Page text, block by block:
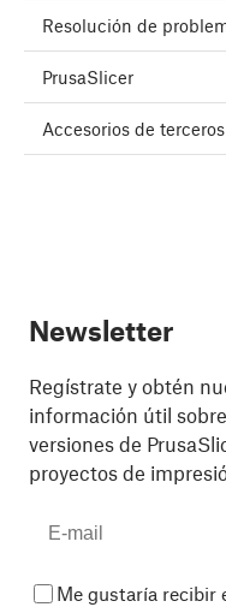
Resolución de
PrusaSlicer
Accesorios de
Newsletter
Regístrate y obtén
información útil
versiones de
proyectos de
Me gustaría recibir